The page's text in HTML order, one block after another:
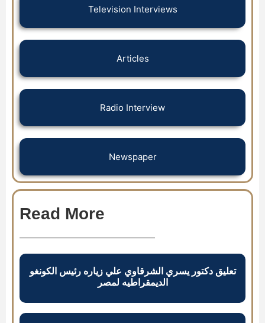
Television Interviews
Articles
Radio Interview
Newspaper
Read More
تعليق دكتور يسري الشرقاوي علي زياره رئيس الكونغو
الديمقراطيه لمصر